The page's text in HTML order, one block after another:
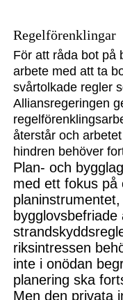
Regelförenklingar
För att råda bot på
arbete med att ta
svårtolkade regler
Alliansregeringen
regelförenklings
återstår och
hindren behöver
Plan- och by
med ett fokus på
bygglovsbefriade
riksintressen
inte i onödan
planering ska
Men den privata